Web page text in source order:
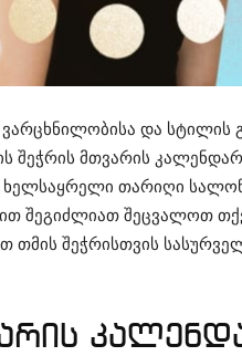
და სტილის
შეჭრის მთვარის
თარიღი
შეგიძლიათ შეცვალოთ
თმის შეჭრისთვის